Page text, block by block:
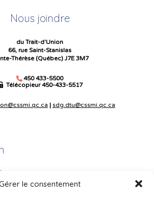
le consentement
Nous joindre
du Trait-d'Union
66, rue Saint-Stanislas
Thérèse (Québec) J7E 3M7
450 433-5500
Télécopieur450-433-5517
| sdg.dtu@cssmi.qc.ca